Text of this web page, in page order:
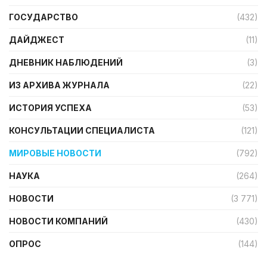
ГОСУДАРСТВО (432)
ДАЙДЖЕСТ (11)
ДНЕВНИК НАБЛЮДЕНИЙ (3)
ИЗ АРХИВА ЖУРНАЛА (22)
ИСТОРИЯ УСПЕХА (53)
КОНСУЛЬТАЦИИ СПЕЦИАЛИСТА (121)
МИРОВЫЕ НОВОСТИ (792)
НАУКА (264)
НОВОСТИ (3 771)
НОВОСТИ КОМПАНИЙ (430)
ОПРОС (144)